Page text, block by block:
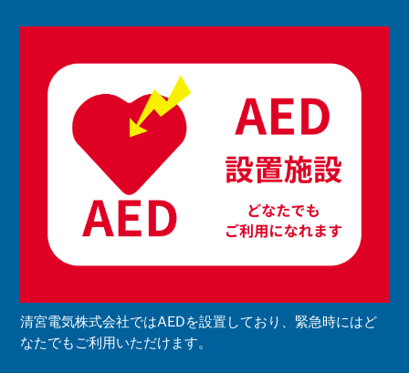
清宮電気株式会社ではAEDを設置しており、緊急時にはど
なたでもご利用いただけます。